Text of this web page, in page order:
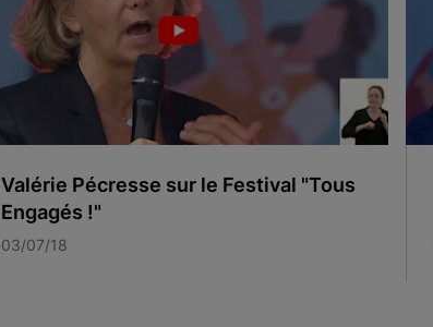
Valérie Pécresse sur le Festival "Tous
Engagés !"
03/07/18